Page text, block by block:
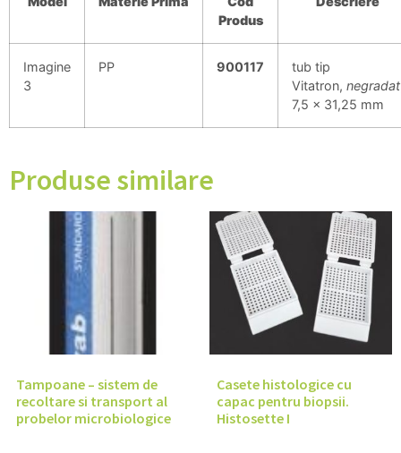
Produs
Imagine
3
PP 900117
tub tip
Vitatron, negradat
7,5 x 31,25 mm
Produse similare
Tampoane – sistem de
recoltare si transport al
probelor microbiologice
Casete histologice cu
capac pentru biopsii.
Histosette I